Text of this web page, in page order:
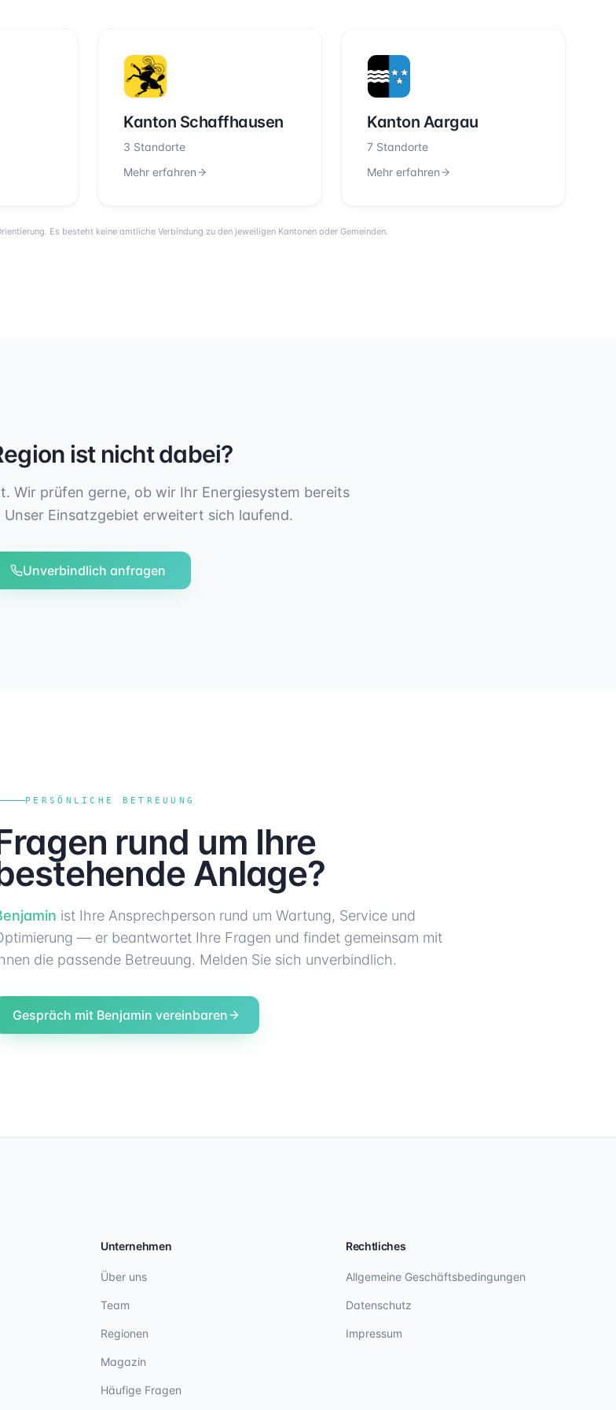
Kanton Schaffhausen
3 Standorte
Mehr erfahren
Kanton Aargau
7 Standorte
Mehr erfahren
Es besteht keine amtliche Verbindung zu den jeweiligen Kantonen oder Gemeinden.
ist nicht dabei?
Wir prüfen gerne, ob wir Ihr Energiesystem bereits
Unser Einsatzgebiet erweitert sich laufend.
Unverbindlich anfragen
PERSÖNLICHE BETREUUNG
rund um Ihre
Anlage?
ist Ihre Ansprechperson rund um Wartung, Service und
— er beantwortet Ihre Fragen und findet gemeinsam mit
die passende Betreuung. Melden Sie sich unverbindlich.
Gespräch mit Benjamin vereinbaren
Unternehmen
Über uns
Team
Regionen
Magazin
Häufige Fragen
Rechtliches
Allgemeine Geschäftsbedingungen
Datenschutz
Impressum